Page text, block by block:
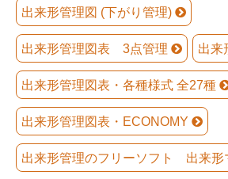
出来形管理図 (下がり管理)
出来形管理図表 3点管理 出来
出来形管理図表・各種様式 全27種
出来形管理図表・ECONOMY
出来形管理のフリーソフト 出来形